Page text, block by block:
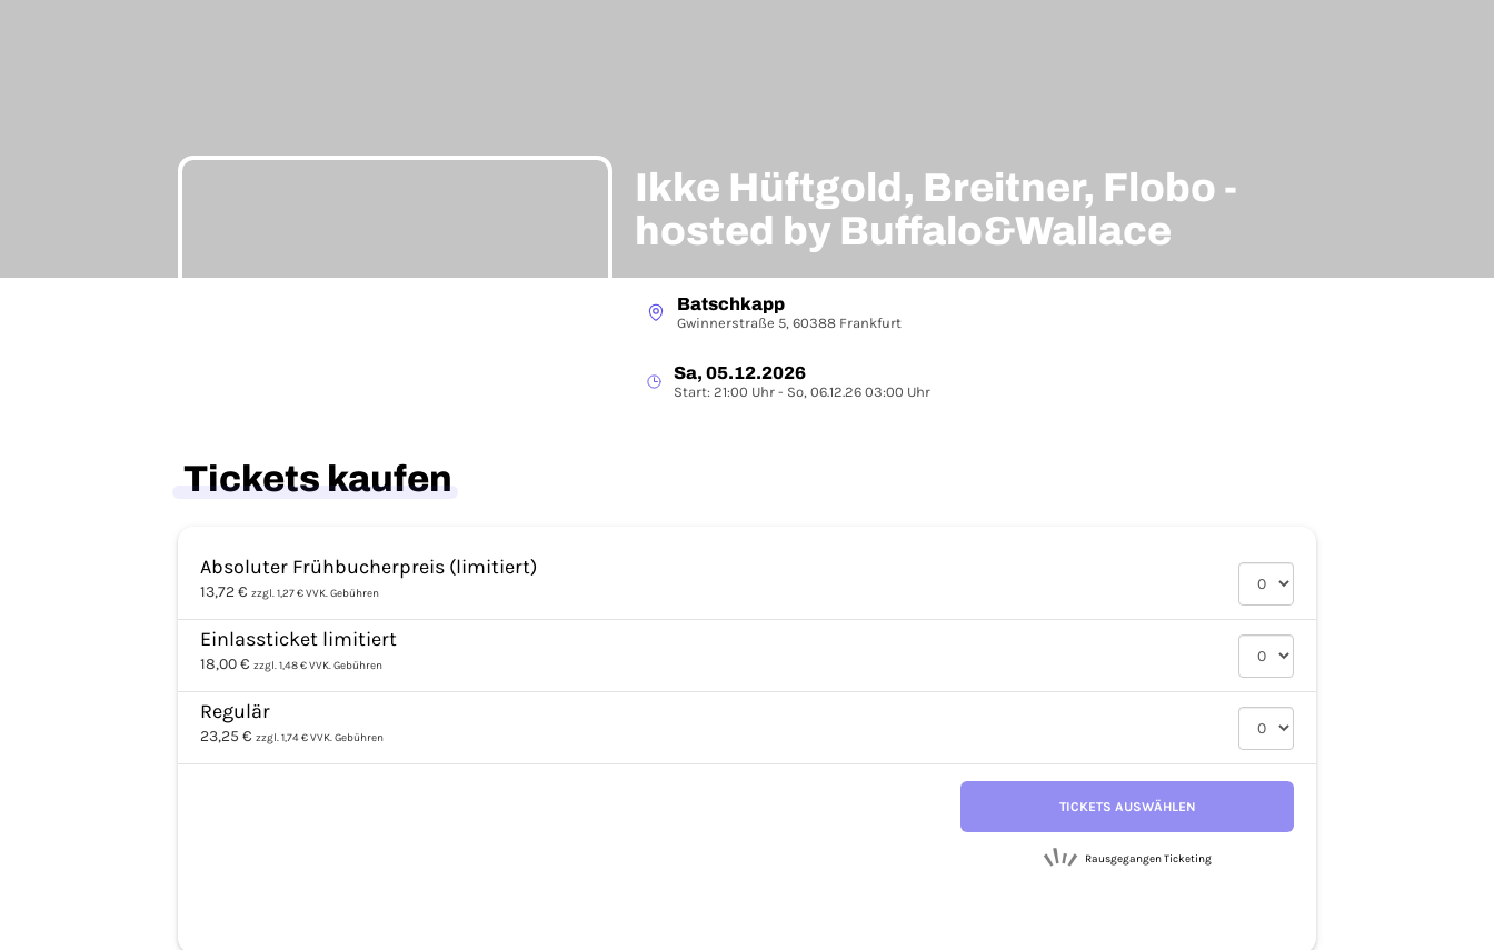
Ikke Hüftgold, Breitner, Flobo -
hosted by Buffalo&Wallace
Batschkapp
Gwinnerstraße 5, 60388 Frankfurt
Sa, 05.12.2026
Start: 21:00 Uhr - So, 06.12.26 03:00 Uhr
Tickets kaufen
Absoluter Frühbucherpreis (limitiert)
13,72 € zzgl. 1,27 € VVK. Gebühren
Einlassticket limitiert
18,00 € zzgl. 1,48 € VVK. Gebühren
Regulär
23,25 € zzgl. 1,74 € VVK. Gebühren
TICKETS AUSWÄHLEN
Rausgegangen Ticketing